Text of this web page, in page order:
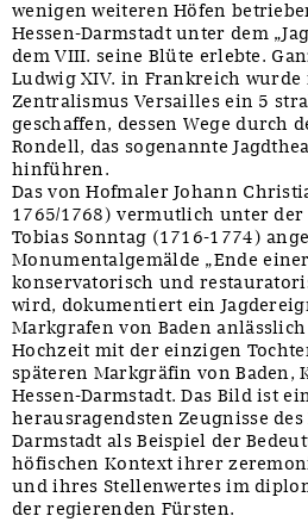
wenigen weiteren Höfen
Hessen-Darmstadt unter dem
dem VIII. seine Blüte erlebte.
Ludwig XIV. in Frankreich
Zentralismus Versailles ein 5
geschaffen, dessen Wege durch
Rondell, das sogenannte
hinführen.
Das von Hofmaler Johann
1765/1768) vermutlich unter
Tobias Sonntag (1716-1774)
Monumentalgemälde „Ende
konservatorisch und
wird, dokumentiert ein
Markgrafen von Baden
Hochzeit mit der einzigen
späteren Markgräfin von Baden,
Hessen-Darmstadt. Das Bild ist
herausragendsten Zeugnisse des
Darmstadt als Beispiel der
höfischen Kontext ihrer
und ihres Stellenwertes im
der regierenden Fürsten.